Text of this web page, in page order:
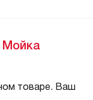
Мойка
товаре. Ваш